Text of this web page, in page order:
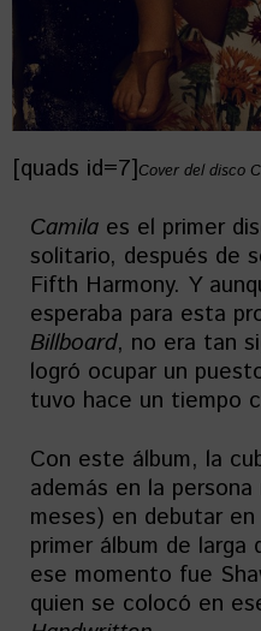
[quads id=7]Cover del disco
Camila es el primer
solitario, después de
Fifth Harmony. Y
esperaba para esta
Billboard, no era tan
logró ocupar un
tuvo hace un tiempo
Con este álbum, la
además en la
meses) en debutar
primer álbum de larga
ese momento fue
quien se colocó en